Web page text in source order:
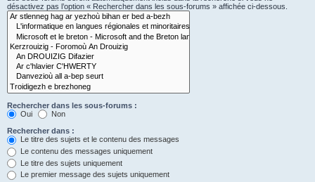
désactivez pas l’option « Rechercher dans les sous-forums » affichée ci-dessous.
Rechercher dans les sous-forums :
Oui
Non
Rechercher dans :
Le titre des sujets et le contenu des messages
Le contenu des messages uniquement
Le titre des sujets uniquement
Le premier message des sujets uniquement